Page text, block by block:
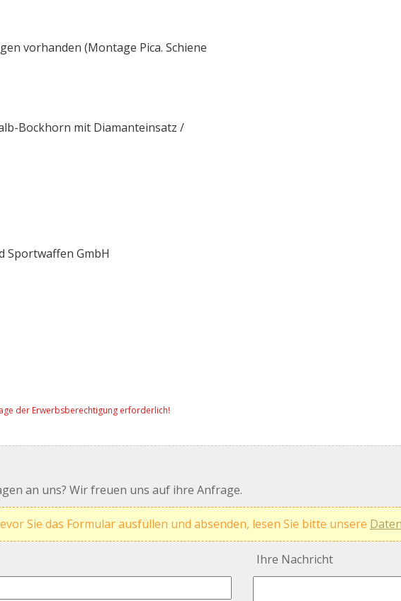
vorhanden (Montage Pica. Schiene
Bockhorn mit Diamanteinsatz /
Sportwaffen GmbH
der Erwerbsberechtigung erforderlich!
an uns? Wir freuen uns auf ihre Anfrage.
Sie das Formular ausfüllen und absenden, lesen Sie bitte unsere
Ihre Nachricht